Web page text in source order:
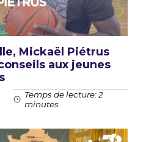
Mickaël Piétrus
aux jeunes
Temps de lecture: 2
minutes